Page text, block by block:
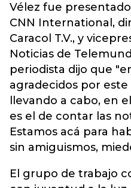
Vélez fue
CNN International,
Caracol T.V., y
Noticias de
periodista dijo que
agradecidos por
llevando a cabo, en
es el de contar las
Estamos acá para
sin amiguismos,
El grupo de trabajo